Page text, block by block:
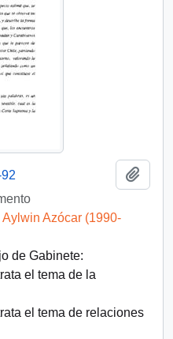
Azócar (1990-
de Gabinete:
el tema de la
el tema de relaciones